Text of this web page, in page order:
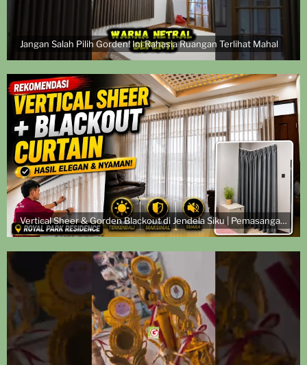
Jangan Salah Pilih Gorden! Ini Rahasia Ruangan Terlihat Mahal
Vertical Sheer & Gorden Blackout di Jendela Siku | Pemasangan di Royal Park Residence